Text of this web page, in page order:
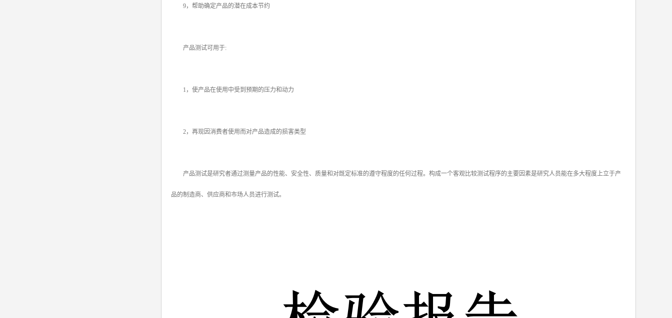
9，帮助确定产品的潜在成本节约
产品测试可用于:
1，使产品在使用中受到预期的压力和动力
2，再现因消费者使用而对产品造成的损害类型
产品测试是研究者通过测量产品的性能、安全性、质量和对既定标准的遵守程度的任何过程。构成一个客观比较测试程序的主要因素是研究人员能在多大程度上立于产
品的制造商、供应商和市场人员进行测试。